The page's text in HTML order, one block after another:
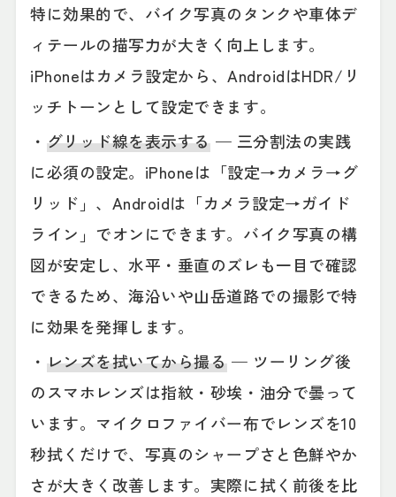
特に効果的で、バイク写真のタンクや車体デ
ィテールの描写力が大きく向上します。
iPhoneはカメラ設定から、AndroidはHDR/リ
ッチトーンとして設定できます。
・ グリッド線を表示する— 三分割法の実践
に必須の設定。iPhoneは「設定→カメラ→グ
リッド」、Androidは「カメラ設定→ガイド
ライン」でオンにできます。バイク写真の構
図が安定し、水平・垂直のズレも一目で確認
できるため、海沿いや山岳道路での撮影で特
に効果を発揮します。
・ レンズを拭いてから撮る— ツーリング後
のスマホレンズは指紋・砂埃・油分で曇って
います。マイクロファイバー布でレンズを10
秒拭くだけで、写真のシャープさと色鮮やか
さが大きく改善します。実際に拭く前後を比